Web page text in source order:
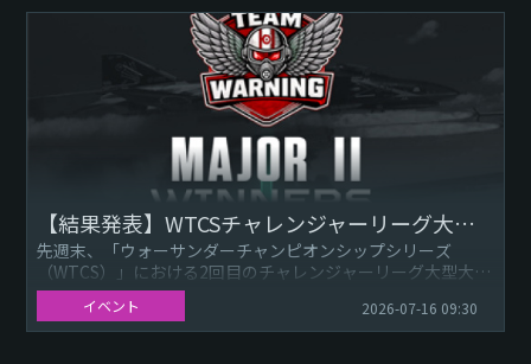
【結果発表】WTCSチャレンジャーリーグ大型大会II：優勝チーム「Team Warning」
先週末、「ウォーサンダーチャンピオンシップシリーズ
（WTCS）」における2回目のチャレンジャーリーグ大型大
会、WTCSチャレンジャーリーグ大型大会IIが幕を閉じまし
た。最終的に、T...
イベント 2026-07-16 09:30